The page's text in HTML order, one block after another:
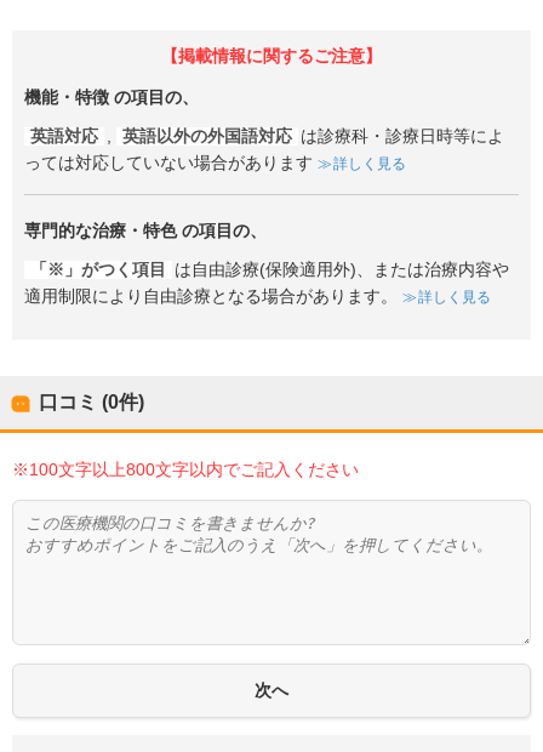
【掲載情報に関するご注意】
機能・特徴 の項目の、
英語対応 , 英語以外の外国語対応 は診療科・診療日時等によ
っては対応していない場合があります
詳しく見る
専門的な治療・特色の項目の、
「※」がつく項目
は自由診療(保険適用外)、または治療内容や
適用制限により自由診療となる場合があります。
詳しく見る
口コミ (0件)
※100文字以上800文字以内でご記入ください